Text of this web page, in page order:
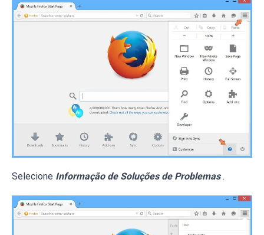
Selecione Informação de Soluções de Problemas .